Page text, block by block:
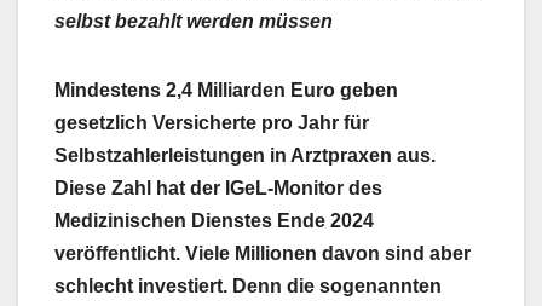
selbst bezahlt werden müssen
Mindestens 2,4 Milliarden Euro geben
gesetzlich Versicherte pro Jahr für
Selbstzahlerleistungen in Arztpraxen aus.
Diese Zahl hat der IGeL-Monitor des
Medizinischen Dienstes Ende 2024
veröffentlicht. Viele Millionen davon sind aber
schlecht investiert. Denn die sogenannten